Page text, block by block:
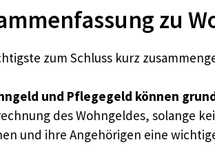
zu
zum Schluss kurz
und Pflegegeld können
des Wohngeldes, solange
und ihre Angehörigen eine